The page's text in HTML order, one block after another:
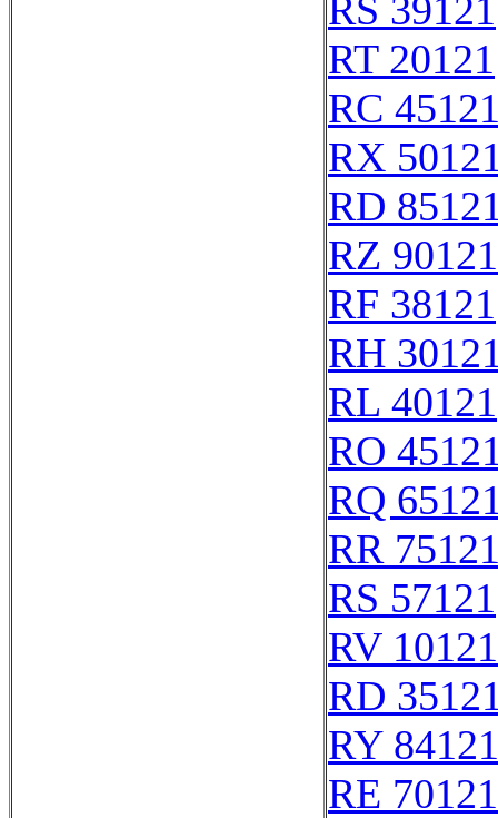
RS 39121
RT 20121
RC
RX
RD
RZ 90121
RF 38121
RH
RL 40121
RO
RQ
RR
RS 57121
RV 10121
RD
RY 84121
RE 70121